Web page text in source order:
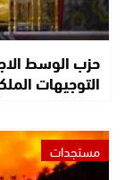
حزب الوسط
التوجيهات
مستجدات